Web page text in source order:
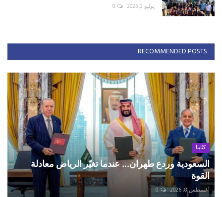
يوليو 3, 2025 0
RECOMMENDED POSTS
كتّابنا
السعودية وردع طهران... عندما تغيّر الرياض معادلة
القوة
أغسطس 8, 2026 0